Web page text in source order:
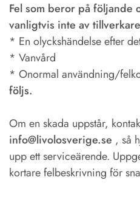
Fel som beror på följande
vanligtvis inte av
* En olyckshändelse efter
* Vanvård
* Onormal användning/
följs.
Om en skada uppstår,
info@livolosverige.se , så
upp ett serviceärende.
kortare felbeskrivning för